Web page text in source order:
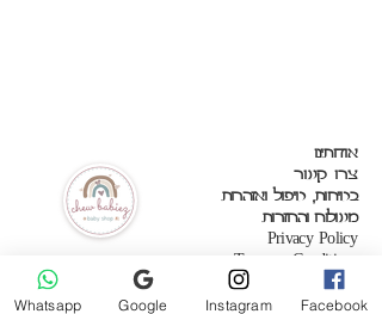
אודותינו
צרו קשר
בטיחות, טיפול ואזהרות
משלוח והחזרות
Privacy Policy
Terms & Conditions
Whatsapp Google Instagram Facebook